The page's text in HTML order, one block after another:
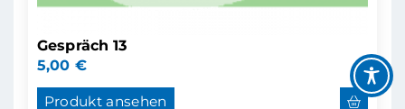
Gespräch 13
5,00 €
Produkt ansehen